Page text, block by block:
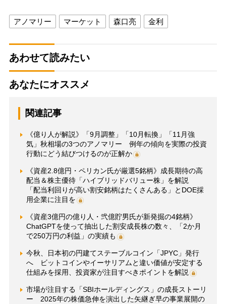
アノマリー マーケット 森口亮 金利
あわせて読みたい
あなたにオススメ
関連記事
《億り人が解説》「9月調整」「10月転換」「11月強
気」秋相場の3つのアノマリー 例年の傾向を実際の投資
行動にどう結びつけるのが正解か
《資産2.8億円・ペリカン氏が厳選5銘柄》成長期待の高
配当＆株主優待「ハイブリッドバリュー株」を解説
「配当利回りが高い割安銘柄はたくさんある」とDOE採
用企業に注目を
《資産3億円の億り人・弐億貯男氏が新発掘の4銘柄》
ChatGPTを使って抽出した割安成長株の数々、「2か月
で250万円の利益」の実績も
今秋、日本初の円建てステーブルコイン「JPYC」発行
へ ビットコインやイーサリアムと違い価値が安定する
仕組みを採用、投資家が注目すべきポイントを解説
市場が注目する「SBIホールディングス」の成長ストーリ
ー 2025年の株価急伸を演出した矢継ぎ早の事業展開の